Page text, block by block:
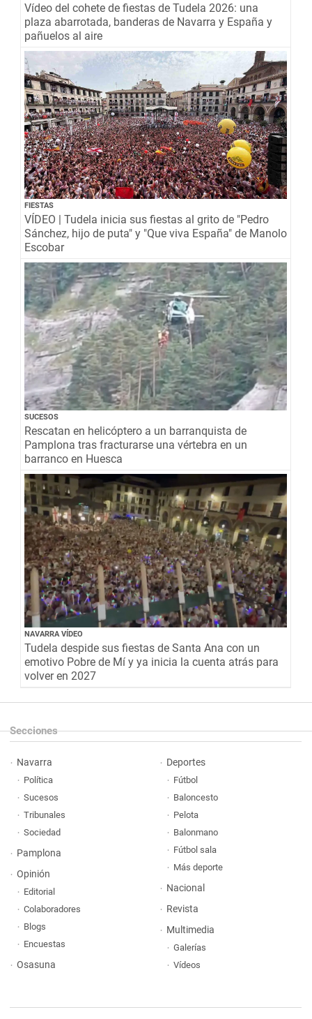
Vídeo del cohete de fiestas de Tudela 2026: una
plaza abarrotada, banderas de Navarra y España y
pañuelos al aire
FIESTAS
VÍDEO | Tudela inicia sus fiestas al grito de "Pedro
Sánchez, hijo de puta" y "Que viva España" de Manolo
Escobar
SUCESOS
Rescatan en helicóptero a un barranquista de
Pamplona tras fracturarse una vértebra en un
barranco en Huesca
NAVARRA VÍDEO
Tudela despide sus fiestas de Santa Ana con un
emotivo Pobre de Mí y ya inicia la cuenta atrás para
volver en 2027
Secciones
Navarra
Política
Sucesos
Tribunales
Sociedad
Pamplona
Opinión
Editorial
Colaboradores
Blogs
Encuestas
Osasuna
Deportes
Fútbol
Baloncesto
Pelota
Balonmano
Fútbol sala
Más deporte
Nacional
Revista
Multimedia
Galerías
Vídeos